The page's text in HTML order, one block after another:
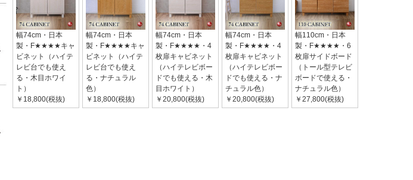
幅74cm・日本
製・F★★★★キャ
ビネット（ハイテ
レビ台でも使え
る・木目ホワイ
ト）
￥18,800(税抜)
幅74cm・日本
製・F★★★★キャ
ビネット（ハイテ
レビ台でも使え
る・ナチュラル
色）
￥18,800(税抜)
幅74cm・日本
製・F★★★★・4
枚扉キャビネット
（ハイテレビボー
ドでも使える・木
目ホワイト）
￥20,800(税抜)
幅74cm・日本
製・F★★★★・4
枚扉キャビネット
（ハイテレビボー
ドでも使える・ナ
チュラル色）
￥20,800(税抜)
幅110cm・日本
製・F★★★★・6
枚扉サイドボード
（トール型テレビ
ボードで使える・
ナチュラル色）
￥27,800(税抜)